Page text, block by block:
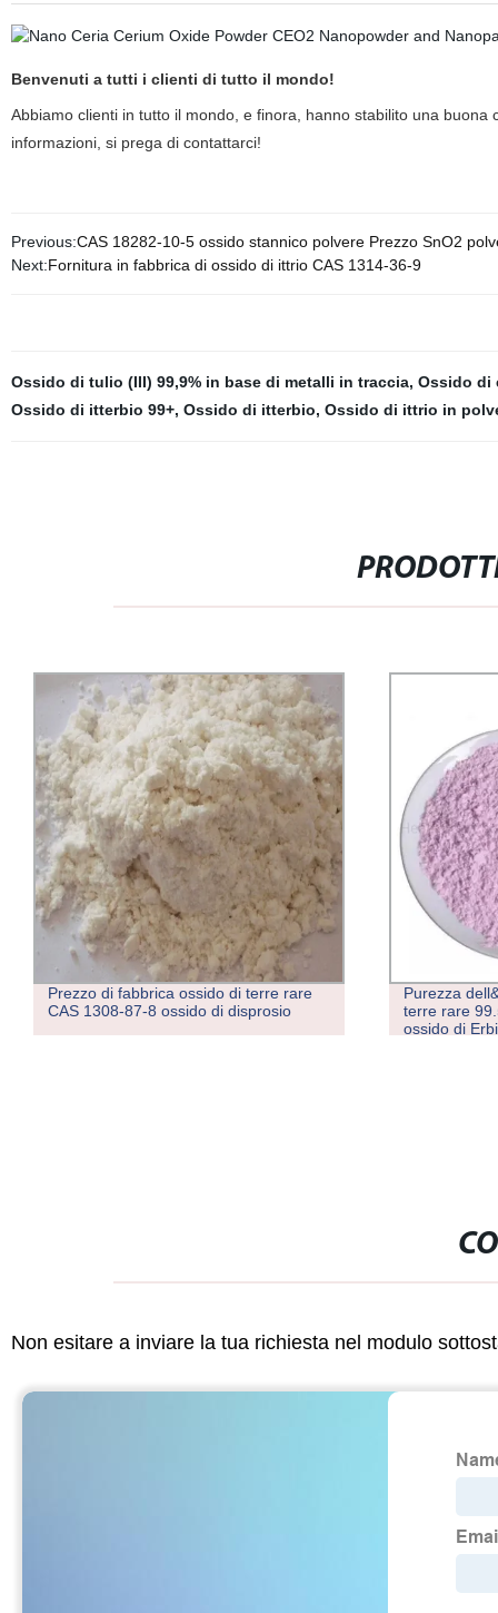
Benvenuti a tutti i clienti di tutto il mondo!
Abbiamo clienti in tutto il mondo, e finora, hanno stabilito una
informazioni, si prega di contattarci!
Previous:CAS 18282-10-5 ossido stannico polvere Prezzo SnO2
Next:Fornitura in fabbrica di ossido di ittrio CAS 1314-36-9
Ossido di tulio (III) 99,9% in base di metalli in traccia, Ossido di
Ossido di itterbio 99+, Ossido di itterbio, Ossido di ittrio in
Purezza dell&prime;ossido di Erbio per
terre rare 99.5%-99.99% polvere di
Fabbrica
99.99%
CAS 12061-
Non esitare a inviare la tua richiesta nel modulo